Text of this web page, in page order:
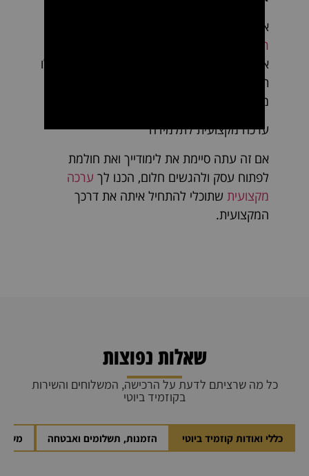
אביזרים קטנים אך חיוניים, כגון
ראש
את ערכת הכלים של מעצבי השיער. פריטים אלו
תורמים לעיצוב חלק, ומבטיחים שכל לקוח יוצא
מהסלון במיטבו.
ערכה מקצועית לתלמידה
אם זה עתה סיימת את לימודייך ואת חולמת
לפתוח עסק ולהגשים חלום, הכנו לך ערכה
מקצועית שתוכלי להתחיל איתה את דרכך
המקצועית.
שאלות נפוצות
כל מה שרציתם לדעת על הרכישה, המשלוחים והשירות
בקוזמיד ביוטי
כללי ואודות קוזמיד ביוטי הזמנות, תשלומים ואבטחה